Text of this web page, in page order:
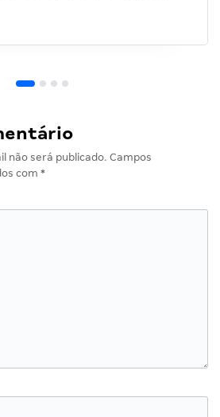
não será publicado. Campos
com *